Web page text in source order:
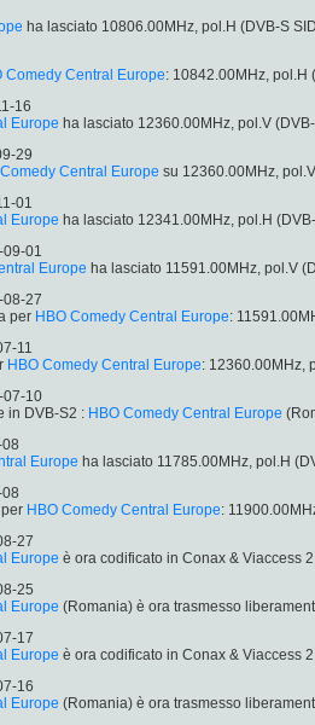
ha lasciato 10806.00MHz, pol.H (DVB-S
Comedy Central Europe: 10842.00MHz, pol.H
16
Europe ha lasciato 12360.00MHz, pol.V
29
Central Europe su 12360.00MHz,
01
Europe ha lasciato 12341.00MHz, pol.H
09-01
Europe ha lasciato 11591.00MHz, pol.V
08-27
per HBO Comedy Central Europe:
11
HBO Comedy Central Europe: 12360.00MHz,
07-10
in DVB-S2 : HBO Comedy Central Europe
Europe ha lasciato 11785.00MHz, pol.H
HBO Comedy Central Europe:
27
Europe è ora codificato in Conax & Viaccess
25
Europe (Romania) è ora trasmesso
17
Europe è ora codificato in Conax & Viaccess
16
Europe (Romania) è ora trasmesso